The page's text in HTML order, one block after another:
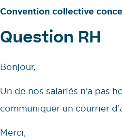
Convention collective
Question RH
Bonjour,
Un de nos salariés n’a pas
communiquer un courrier
Merci,